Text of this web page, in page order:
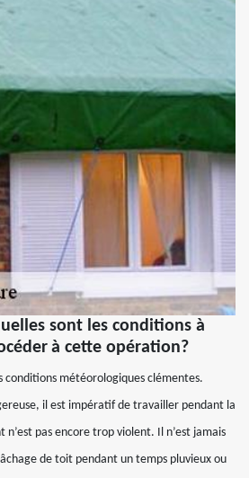
sont les conditions à
à cette opération?
conditions météorologiques clémentes.
il est impératif de travailler pendant la
pas encore trop violent. Il n’est jamais
de toit pendant un temps pluvieux ou